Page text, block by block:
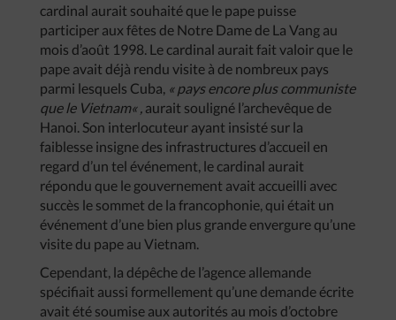
cardinal aurait souhaité que le pape puisse
participer aux fêtes de Notre Dame de La Vang au
mois d’août 1998. Le cardinal aurait fait valoir que le
pape avait déjà rendu visite à de nombreux pays
parmi lesquels Cuba, «paysencorepluscommuniste
que le Vietnam« , aurait souligné l’archevêque de
Hanoi. Son interlocuteur ayant insisté sur la
faiblesse insigne des infrastructures d’accueil en
regard d’un tel événement, le cardinal aurait
répondu que le gouvernement avait accueilli avec
succès le sommet de la francophonie, qui était un
événement d’une bien plus grande envergure qu’une
visite du pape au Vietnam.
Cependant, la dépêche de l’agence allemande
spécifiait aussi formellement qu’une demande écrite
avait été soumise aux autorités au mois d’octobre